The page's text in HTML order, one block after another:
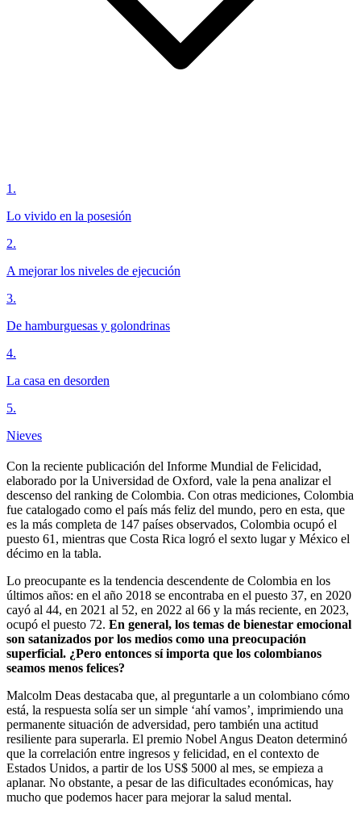
1 .
Lo vivido en la posesión
2.
A mejorar los niveles de ejecución
3.
De hamburguesas y golondrinas
4.
La casa en desorden
5.
Nieves
Con la reciente publicación del Informe Mundial de Felicidad,
elaborado por la Universidad de Oxford, vale la pena analizar el
descenso del ranking de Colombia. Con otras mediciones, Colombia
fue catalogado como el país más feliz del mundo, pero en esta, que
es la más completa de 147 países observados, Colombia ocupó el
puesto 61, mientras que Costa Rica logró el sexto lugar y México el
décimo en la tabla.
Lo preocupante es la tendencia descendente de Colombia en los
últimos años: en el año 2018 se encontraba en el puesto 37, en 2020
cayó al 44, en 2021 al 52, en 2022 al 66 y la más reciente, en 2023,
ocupó el puesto 72. En general, los temas de bienestar emocional
son satanizados por los medios como una preocupación
superficial. ¿Pero entonces sí importa que los colombianos
seamos menos felices?
Malcolm Deas destacaba que, al preguntarle a un colombiano cómo
está, la respuesta solía ser un simple ‘ahí vamos’, imprimiendo una
permanente situación de adversidad, pero también una actitud
resiliente para superarla. El premio Nobel Angus Deaton determinó
que la correlación entre ingresos y felicidad, en el contexto de
Estados Unidos, a partir de los US$ 5000 al mes, se empieza a
aplanar. No obstante, a pesar de las dificultades económicas, hay
mucho que podemos hacer para mejorar la salud mental.